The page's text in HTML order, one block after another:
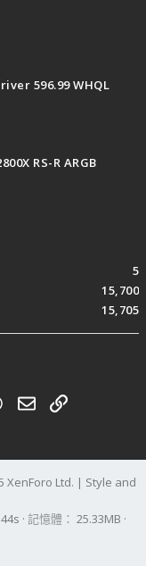
596.99 WHQL
RS-R ARGB
5
15,700
15,705
WhatsApp
電子郵件
連結
XenForo Ltd. | Style and
記憶體 25.33MB